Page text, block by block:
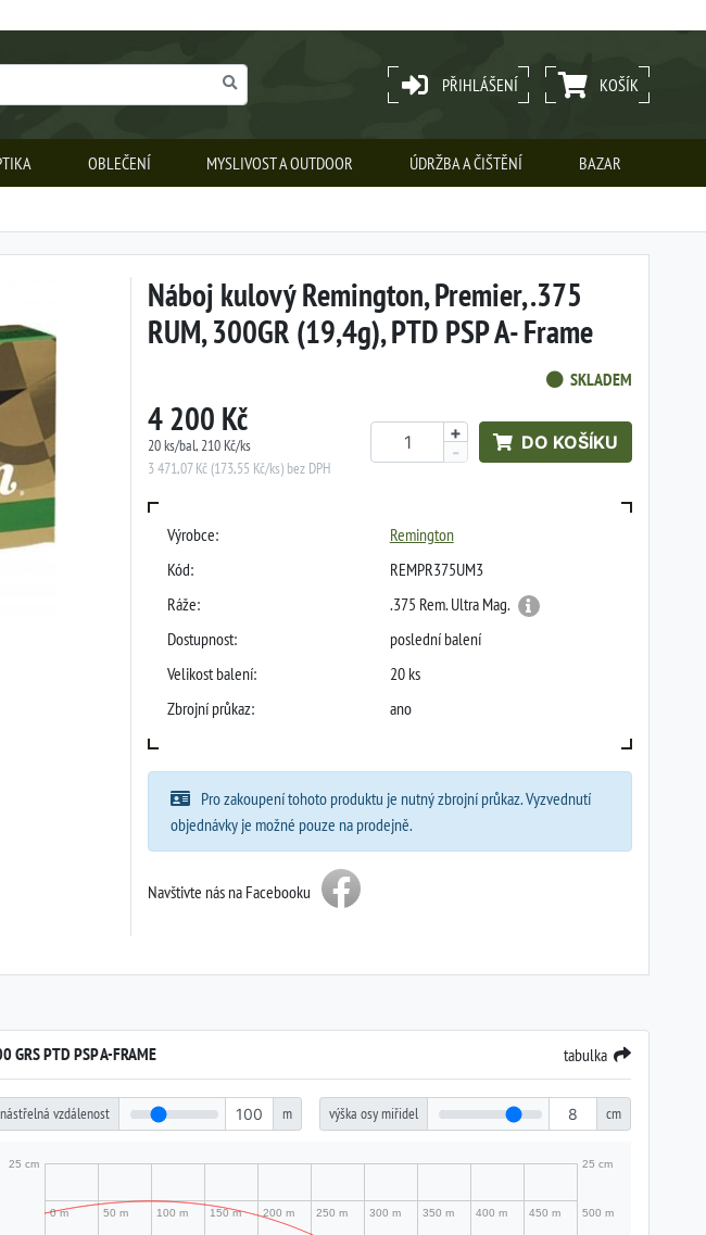
PŘIHLÁŠENÍ KOŠÍK
OBLEČENÍ MYSLIVOST A OUTDOOR ÚDRŽBA A ČIŠTĚNÍ BAZAR
Náboj kulový Remington, Premier, .375
RUM, 300GR (19,4g), PTD PSP A- Frame
SKLADEM
4 200 Kč
20 ks/bal, 210 Kč/ks
3 471,07 Kč (173,55 Kč/ks) bez DPH
+
-
DO KOŠÍKU
Výrobce:
Remington
Kód:
REMPR375UM3
Ráže:
.375 Rem. Ultra Mag.
Dostupnost:
poslední balení
Velikost balení:
20 ks
Zbrojní průkaz:
ano
Pro zakoupení tohoto produktu je nutný zbrojní průkaz. Vyzvednutí
objednávky je možné pouze na prodejně.
Navštivte nás na Facebooku
GRS PTD PSP A-FRAME tabulka
nástřelná vzdálenost m výška osy miřidel cm